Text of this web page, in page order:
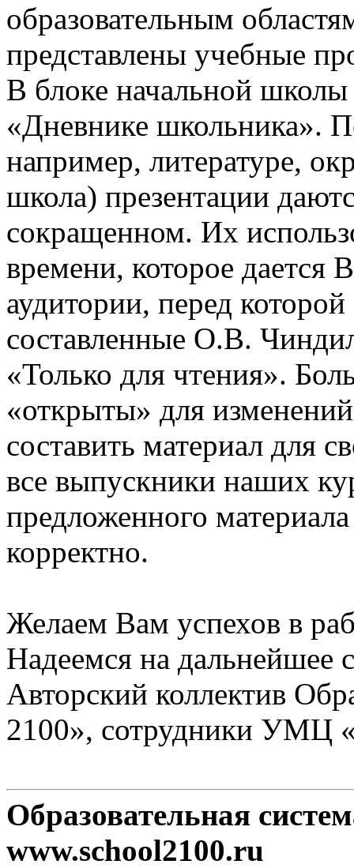
образовательным
представлены учебные
В блоке начальной
«Дневнике школьника».
например, литературе,
школа) презентации
сокращенном. Их
времени, которое дается
аудитории, перед
составленные О.В.
«Только для чтения».
«открыты» для
составить материал для
все выпускники наших
предложенного
корректно.
Желаем Вам успехов в
Надеемся на дальнейшее
Авторский коллектив
2100», сотрудники УМЦ
Образовательная
www.school2100.ru